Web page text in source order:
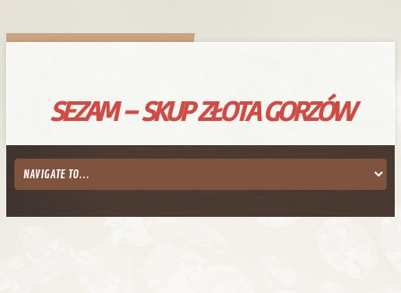
SEZAM – SKUP ZŁOTA GORZÓW